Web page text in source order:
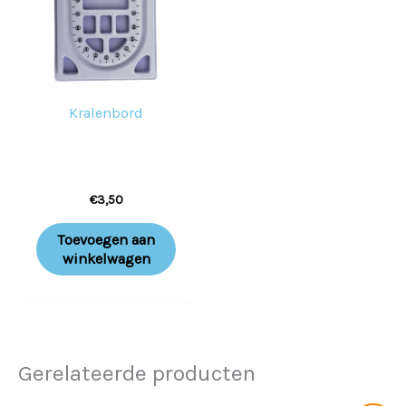
Kralenbord
€3,50
Toevoegen aan
winkelwagen
Gerelateerde producten